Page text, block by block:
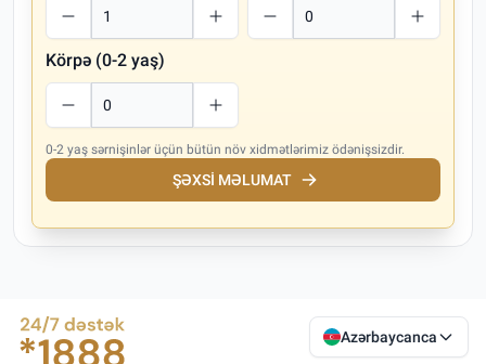
Körpə (0-2 yaş)
0-2 yaş sərnişinlər üçün bütün növ xidmətlərimiz ödənişsizdir.
ŞƏXSI MƏLUMAT
Azərbaycanca